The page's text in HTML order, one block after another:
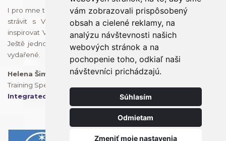
vám zobrazovali prispôsobený
obsah a cielené reklamy, na
analýzu návštevnosti našich
webových stránok a na
pochopenie toho, odkiaľ naši
návštevníci prichádzajú.
Súhlasím
Odmietam
Zmeniť moje nastavenia
I pro mne to bylo velkým přínosem. I přes to, že jsem nemohla
strávit s Vámi celé 3-denní školení, tak jsem se nechala
inspirovat Vašim způsobem školení a již teď to přineslo ovoce.
Ještě jednou Vám děkuji a věřím, že další školení bude stejně
vydařené.
Helena Šimčíková
Training Specialist
Integrated Micro-Electronics, Třemošná